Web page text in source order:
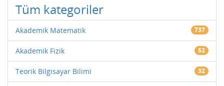
Tüm kategoriler
Akademik Matematik 737
Akademik Fizik 52
Teorik Bilgisayar Bilimi 32